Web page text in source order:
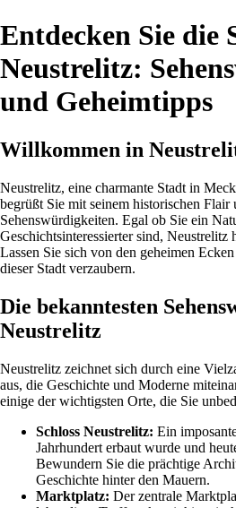
Entdecken Sie die
Neustrelitz:
und Geheimtipps
Willkommen in
Neustrelitz, eine charmante Stadt in
begrüßt Sie mit seinem historischen Flair
Sehenswürdigkeiten. Egal ob Sie ein
Geschichtsinteressierter sind, Neustrelitz
Lassen Sie sich von den geheimen
dieser Stadt verzaubern.
Die bekanntesten
Neustrelitz
Neustrelitz zeichnet sich durch eine
aus, die Geschichte und Moderne
einige der wichtigsten Orte, die Sie
Schloss Neustrelitz: Ein
Jahrhundert erbaut wurde und
Bewundern Sie die prächtige
Geschichte hinter den Mauern.
Marktplatz: Der zentrale